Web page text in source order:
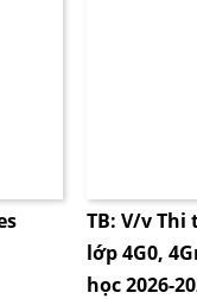
TB: V/v Thi
lớp 4G0,
học 2026-